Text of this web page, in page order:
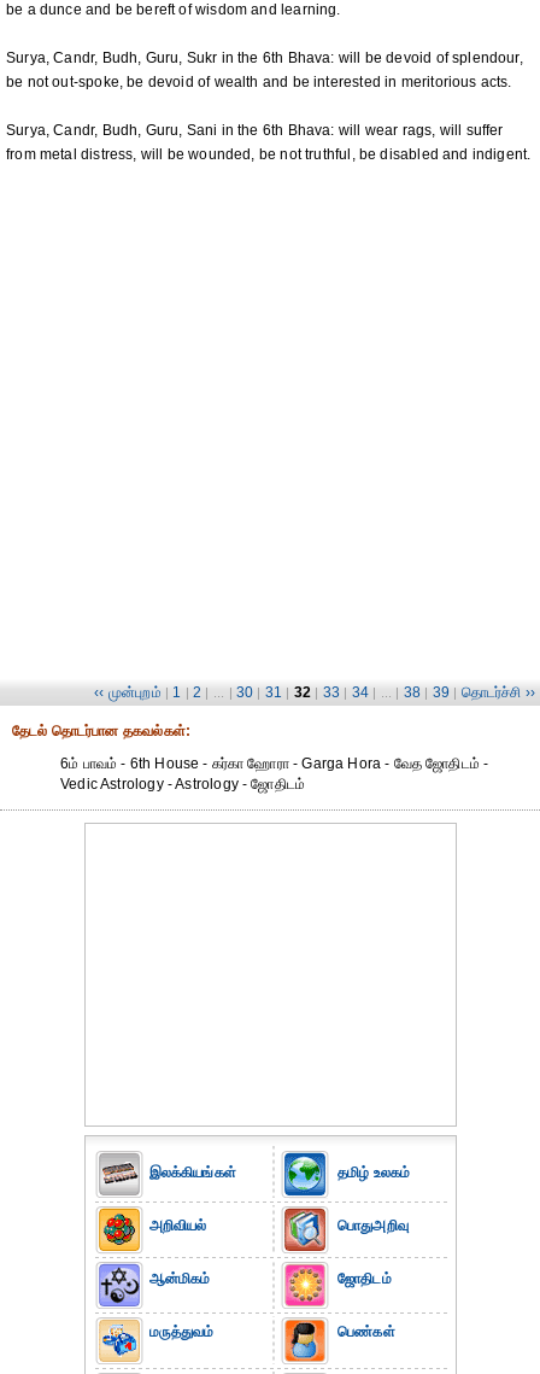
be a dunce and be bereft of wisdom and learning.
Surya, Candr, Budh, Guru, Sukr in the 6th Bhava: will be devoid of splendour,
be not out-spoke, be devoid of wealth and be interested in meritorious acts.
Surya, Candr, Budh, Guru, Sani in the 6th Bhava: will wear rags, will suffer
from metal distress, will be wounded, be not truthful, be disabled and indigent.
‹‹ முன்புறம் | 1 | 2 | ... | 30 | 31 | 32 | 33 | 34 | ... | 38 | 39 | தொடர்ச்சி ››
தேட‌ல் தொட‌ர்பான தகவ‌ல்க‌ள்:
6ம் பாவம் - 6th House - கர்கா ஹோரா - Garga Hora - வேத ஜோதிடம் -
Vedic Astrology - Astrology - ஜோதிடம்
இலக்கியங்கள்
அறிவியல்
ஆன்மிகம்
மருத்துவம்
தமிழ் உலகம்
பொதுஅறிவு
ஜோதிடம்
பெண்கள்